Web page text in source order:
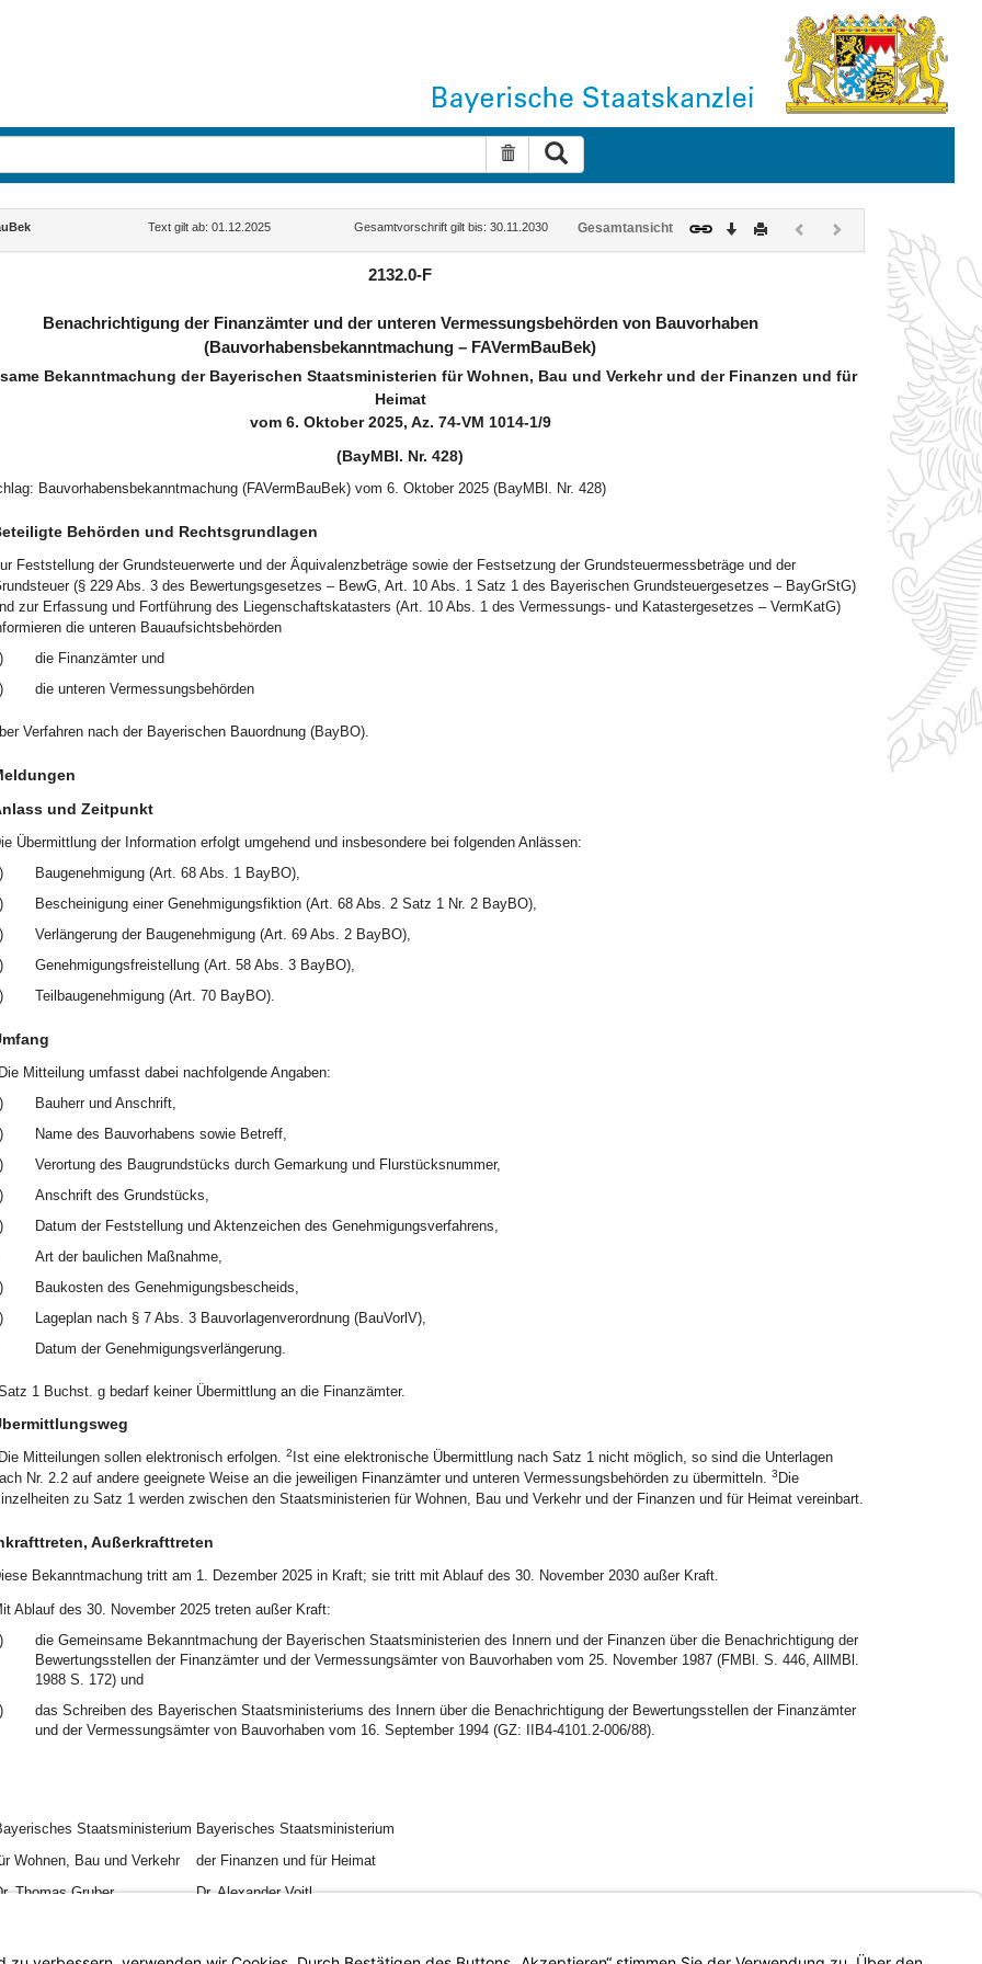
Suche zurücksetzen
Text gilt ab: 01.12.2025 Gesamtvorschrift gilt bis: 30.11.2030 Gesamtansicht Download
DruckenVorherigesNächstes
Dokument
(inaktiv)
2132.0-F
Benachrichtigung der Finanzämter und der unteren Vermessungsbehörden von Bauvorhaben
(Bauvorhabensbekanntmachung – FAVermBauBek)
Bekanntmachung der Bayerischen Staatsministerien für Wohnen, Bau und Verkehr und der Finanzen und für
Heimat
vom 6. Oktober 2025, Az. 74-VM 1014-1/9
(BayMBl. Nr. 428)
Bauvorhabensbekanntmachung (FAVermBauBek) vom 6. Oktober 2025 (BayMBl. Nr. 428)
Behörden und Rechtsgrundlagen
Feststellung der Grundsteuerwerte und der Äquivalenzbeträge sowie der Festsetzung der Grundsteuermessbeträge und der
(§ 229 Abs. 3 des Bewertungsgesetzes – BewG, Art. 10 Abs. 1 Satz 1 des Bayerischen Grundsteuergesetzes – BayGrStG)
zur Erfassung und Fortführung des Liegenschaftskatasters (Art. 10 Abs. 1 des Vermessungs- und Katastergesetzes – VermKatG)
die unteren Bauaufsichtsbehörden
die Finanzämter und
die unteren Vermessungsbehörden
Verfahren nach der Bayerischen Bauordnung (BayBO).
und Zeitpunkt
Übermittlung der Information erfolgt umgehend und insbesondere bei folgenden Anlässen:
Baugenehmigung (Art. 68 Abs. 1 BayBO),
Bescheinigung einer Genehmigungsfiktion (Art. 68 Abs. 2 Satz 1 Nr. 2 BayBO),
Verlängerung der Baugenehmigung (Art. 69 Abs. 2 BayBO),
Genehmigungsfreistellung (Art. 58 Abs. 3 BayBO),
Teilbaugenehmigung (Art. 70 BayBO).
Die Mitteilung umfasst dabei nachfolgende Angaben:
Bauherr und Anschrift,
Name des Bauvorhabens sowie Betreff,
Verortung des Baugrundstücks durch Gemarkung und Flurstücksnummer,
Anschrift des Grundstücks,
Datum der Feststellung und Aktenzeichen des Genehmigungsverfahrens,
Art der baulichen Maßnahme,
Baukosten des Genehmigungsbescheids,
Lageplan nach § 7 Abs. 3 Bauvorlagenverordnung (BauVorlV),
Datum der Genehmigungsverlängerung.
1 Buchst. g bedarf keiner Übermittlung an die Finanzämter.
Die Mitteilungen sollen elektronisch erfolgen. 2 Ist eine elektronische Übermittlung nach Satz 1 nicht möglich, so sind die Unterlagen
Nr. 2.2 auf andere geeignete Weise an die jeweiligen Finanzämter und unteren Vermessungsbehörden zu übermitteln. 3 Die
zu Satz 1 werden zwischen den Staatsministerien für Wohnen, Bau und Verkehr und der Finanzen und für Heimat vereinbart.
Außerkrafttreten
Bekanntmachung tritt am 1. Dezember 2025 in Kraft; sie tritt mit Ablauf des 30. November 2030 außer Kraft.
Ablauf des 30. November 2025 treten außer Kraft:
die Gemeinsame Bekanntmachung der Bayerischen Staatsministerien des Innern und der Finanzen über die Benachrichtigung der
Bewertungsstellen der Finanzämter und der Vermessungsämter von Bauvorhaben vom 25. November 1987 (FMBl. S. 446, AllMBl.
1988 S. 172) und
das Schreiben des Bayerischen Staatsministeriums des Innern über die Benachrichtigung der Bewertungsstellen der Finanzämter
und der Vermessungsämter von Bauvorhaben vom 16. September 1994 (GZ: IIB4-4101.2-006/88).
Staatsministerium
Wohnen, Bau und Verkehr
Bayerisches Staatsministerium
der Finanzen und für Heimat
Thomas Gruber
Dr. Alexander Voitl